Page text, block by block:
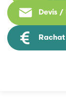
Devis /